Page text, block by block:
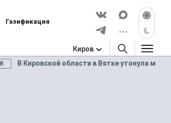
Газификация
Киров
В Кировской области в Вятке утонула машина с